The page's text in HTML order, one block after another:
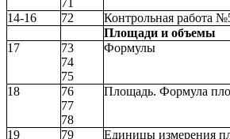
71
14-16 72 Контрольная работа
Площади и объемы
17
73
74
75
Формулы
18
76
77
78
Площадь. Формула
19 79 Единицы измерения